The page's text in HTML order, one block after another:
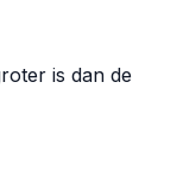
is dan de